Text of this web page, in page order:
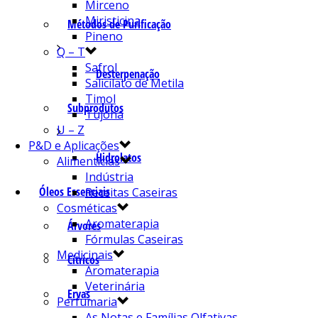
Métodos de Purificação
Desterpenação
Subprodutos
Hidrolatos
Óleos Essenciais
Árvores
Cítricos
Ervas
Mirceno
Miristicina
Pineno
Q – T
Safrol
Salicilato de Metila
Timol
Tujona
U – Z
P&D e Aplicações
Alimentícias
Indústria
Receitas Caseiras
Cosméticas
Aromaterapia
Fórmulas Caseiras
Medicinais
Aromaterapia
Veterinária
Perfumaria